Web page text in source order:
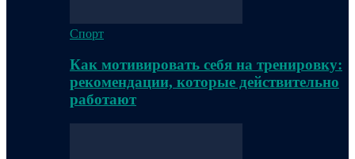
Спорт
Как мотивировать себя на тренировку:
рекомендации, которые действительно
работают